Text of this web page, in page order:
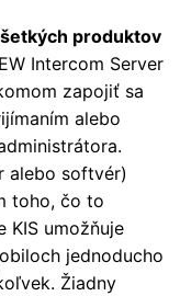
produktov
Intercom Server
zapojiť sa
alebo
alebo softvér)
toho, čo to
KIS umožňuje
jednoducho
Žiadny